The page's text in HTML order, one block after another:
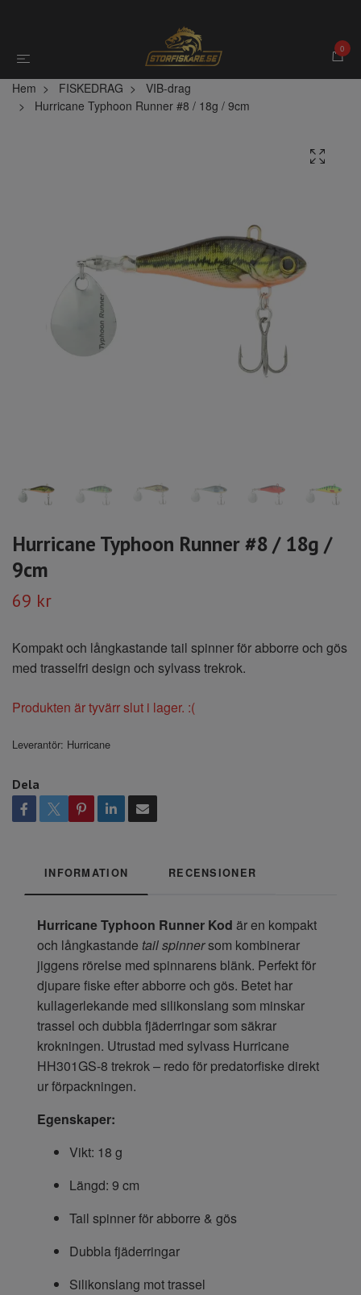
0
Hem FISKEDRAG
VIB-drag
Hurricane Typhoon Runner #8 / 18g / 9cm
Hurricane Typhoon Runner #8 / 18g /
9cm
69 kr
Kompakt och långkastande tail spinner för abborre och gös
med trasselfri design och sylvass trekrok.
Produkten är tyvärr slut i lager. :(
Leverantör: Hurricane
Dela
INFORMATION RECENSIONER
Hurricane Typhoon Runner Kod är en kompakt
och långkastande tail spinnersom kombinerar
jiggens rörelse med spinnarens blänk. Perfekt för
djupare fiske efter abborre och gös. Betet har
kullagerlekande med silikonslang som minskar
trassel och dubbla fjäderringar som säkrar
krokningen. Utrustad med sylvass Hurricane
HH301GS-8 trekrok – redo för predatorfiske direkt
ur förpackningen.
Egenskaper:
Vikt: 18 g
Längd: 9 cm
Tail spinner för abborre & gös
Dubbla fjäderringar
Silikonslang mot trassel